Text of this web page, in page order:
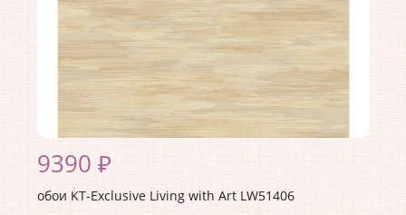
9390 ₽
обои KT-Exclusive Living with Art LW51406